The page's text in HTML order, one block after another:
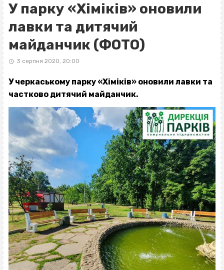
У парку «Хіміків» оновили
лавки та дитячий
майданчик (ФОТО)
3 серпня 2020, 20:00
У черкаському парку «Хіміків» оновили лавки та
частково дитячий майданчик.